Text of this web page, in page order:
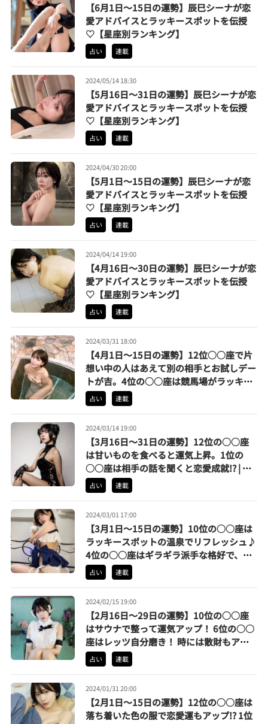
【6月1日〜15日の運勢】辰巳シーナが恋
愛アドバイスとラッキースポットを伝授
♡【星座別ランキング】
占い 連載
2024/05/14 18:30
【5月16日〜31日の運勢】辰巳シーナが恋
愛アドバイスとラッキースポットを伝授
♡【星座別ランキング】
占い 連載
2024/04/30 20:00
【5月1日〜15日の運勢】辰巳シーナが恋
愛アドバイスとラッキースポットを伝授
♡【星座別ランキング】
占い 連載
2024/04/14 19:00
【4月16日〜30日の運勢】辰巳シーナが恋
愛アドバイスとラッキースポットを伝授
♡【星座別ランキング】
占い 連載
2024/03/31 18:00
【4月1日〜15日の運勢】12位○○座で片
想い中の人はあえて別の相手とお試しデー
トが吉。4位の○○座は競馬場がラッキー
スポット。春のG1戦線に突撃しちゃお！
占い 連載
2024/03/14 19:00
【3月16日〜31日の運勢】12位の○○座
は甘いものを食べると運気上昇。1位の
○○座は相手の話を聞くと恋愛成就!? | 辰
巳シーナのなんとなく占い
占い 連載
2024/03/01 17:00
【3月1日〜15日の運勢】10位の○○座は
ラッキースポットの温泉でリフレッシュ♪
4位の○○座はギラギラ派手な格好で、ネ
オン街に繰り出しちゃえ！| 辰巳シーナの
なんとなく占い
占い 連載
2024/02/15 19:00
【2月16日〜29日の運勢】10位の○○座
はサウナで整って運気アップ！ 6位の○○
座はレッツ自分磨き！ 時には散財もアリ
かも？| 辰巳シーナのなんとなく占い
占い 連載
2024/01/31 20:00
【2月1日〜15日の運勢】12位の○○座は
落ち着いた色の服で恋愛運もアップ!? 1位